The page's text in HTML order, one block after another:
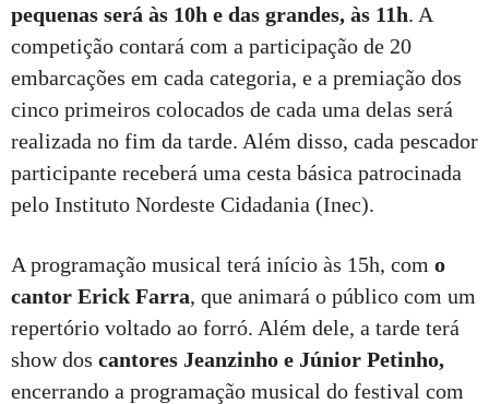
pequenas será às 10h e das grandes, às 11h. A
competição contará com a participação de 20
embarcações em cada categoria, e a premiação dos
cinco primeiros colocados de cada uma delas será
realizada no fim da tarde. Além disso, cada pescador
participante receberá uma cesta básica patrocinada
pelo Instituto Nordeste Cidadania (Inec).
A programação musical terá início às 15h, com o
cantor Erick Farra, que animará o público com um
repertório voltado ao forró. Além dele, a tarde terá
show dos cantores Jeanzinho e Júnior Petinho,
encerrando a programação musical do festival com